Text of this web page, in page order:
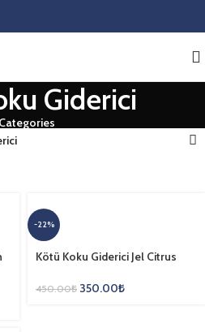
Giderici
Categories
-22%
Kötü Koku Giderici Jel Citrus
450.00₺ 350.00₺